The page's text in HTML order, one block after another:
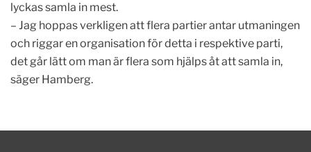
lyckas samla in mest.
– Jag hoppas verkligen att flera partier antar utmaningen
och riggar en organisation för detta i respektive parti,
det går lätt om man är flera som hjälps åt att samla in,
säger Hamberg.